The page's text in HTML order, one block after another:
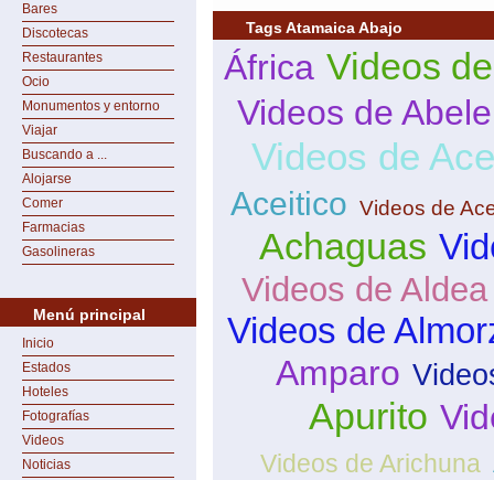
Bares
Discotecas
Restaurantes
Ocio
Monumentos y entorno
Viajar
Buscando a ...
Alojarse
Comer
Farmacias
Gasolineras
Menú principal
Inicio
Estados
Hoteles
Fotografías
Videos
Noticias
Tags Atamaica Abajo
África Videos
Videos de
Videos de
Aceitico Videos de
Achaguas
Videos de
Videos de
Amparo
Apurito
Videos de Arichuna